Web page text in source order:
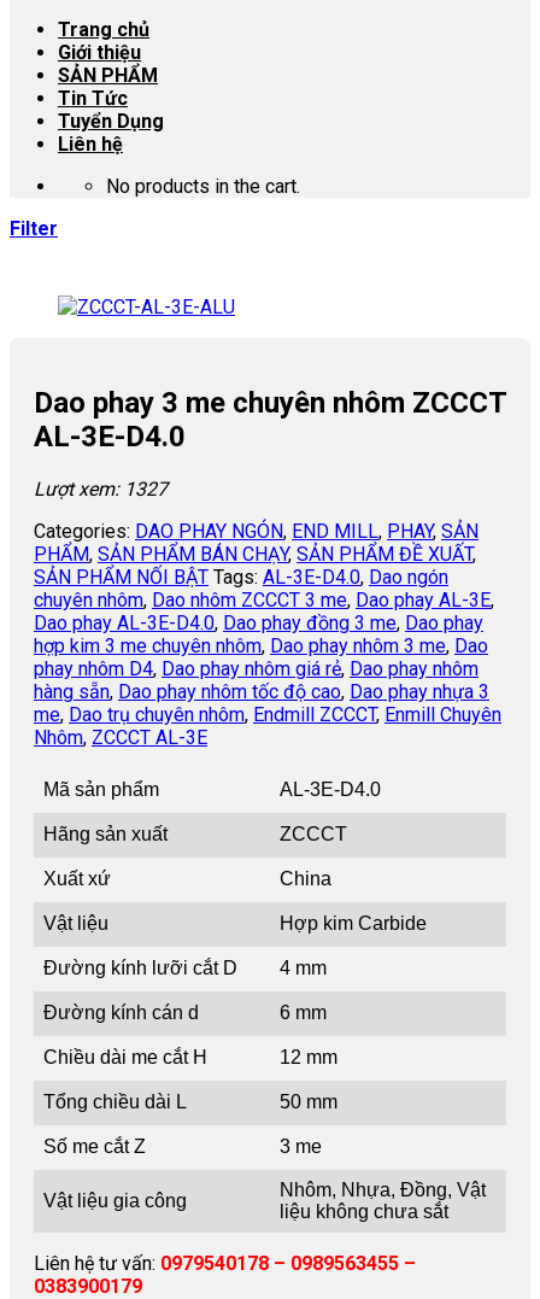
Trang chủ
Giới thiệu
SẢN PHẨM
Tin Tức
Tuyển Dụng
Liên hệ
No products in the cart.
Filter
Dao phay 3 me chuyên nhôm ZCCCT
AL-3E-D4.0
Lượt xem: 1327
Categories: DAO PHAY NGÓN, END MILL, PHAY, SẢN
PHẨM, SẢN PHẨM BÁN CHẠY, SẢN PHẨM ĐỀ XUẤT,
SẢN PHẨM NỐI BẬT Tags: AL-3E-D4.0, Dao ngón
chuyên nhôm, Dao nhôm ZCCCT 3 me, Dao phay AL-3E,
Dao phay AL-3E-D4.0, Dao phay đồng 3 me, Dao phay
hợp kim 3 me chuyên nhôm, Dao phay nhôm 3 me, Dao
phay nhôm D4, Dao phay nhôm giá rẻ, Dao phay nhôm
hàng sẵn, Dao phay nhôm tốc độ cao, Dao phay nhựa 3
me, Dao trụ chuyên nhôm, Endmill ZCCCT, Enmill Chuyên
Nhôm, ZCCCT AL-3E
Mã sản phẩm AL-3E-D4.0
Hãng sản xuất ZCCCT
Xuất xứ China
Vật liệu Hợp kim Carbide
Đường kính lưỡi cắt D 4 mm
Đường kính cán d 6 mm
Chiều dài me cắt H 12 mm
Tổng chiều dài L 50 mm
Số me cắt Z 3 me
Vật liệu gia công
Nhôm, Nhựa, Đồng, Vật
liệu không chưa sắt
Liên hệ tư vấn: 0979540178 – 0989563455 –
0383900179